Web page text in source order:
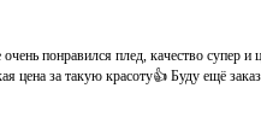
понравился плед, качество супер
цена за такую красоту👍 Буду ещё